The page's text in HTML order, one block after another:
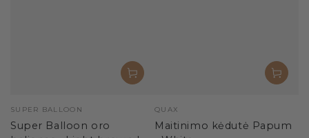
Pardavėjas:
SUPER BALLOON
Super Balloon oro
Pardavėjas:
QUAX
Maitinimo kėdutė Papum